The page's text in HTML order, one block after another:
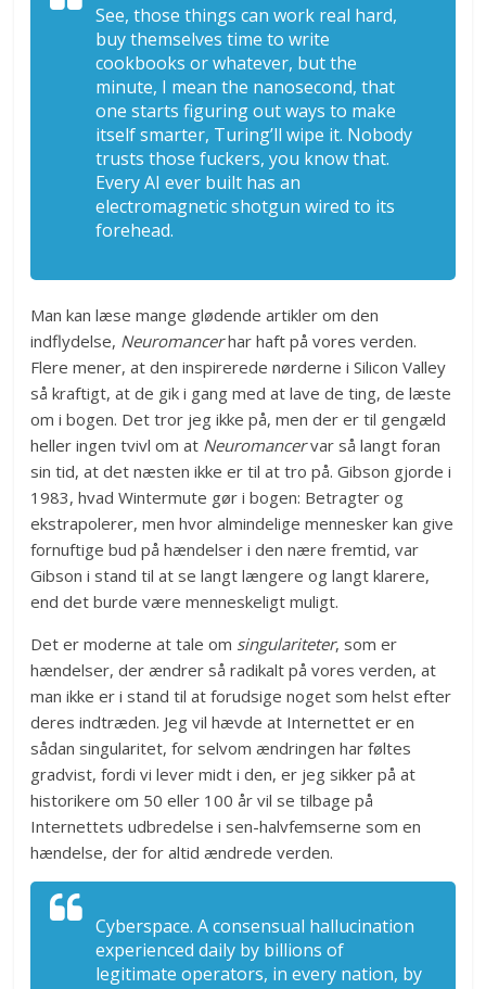
See, those things can work real hard,
buy themselves time to write
cookbooks or whatever, but the
minute, I mean the nanosecond, that
one starts figuring out ways to make
itself smarter, Turing’ll wipe it. Nobody
trusts those fuckers, you know that.
Every AI ever built has an
electromagnetic shotgun wired to its
forehead.
Man kan læse mange glødende artikler om den
indflydelse, Neuromancerhar haft på vores verden.
Flere mener, at den inspirerede nørderne i Silicon Valley
så kraftigt, at de gik i gang med at lave de ting, de læste
om i bogen. Det tror jeg ikke på, men der er til gengæld
heller ingen tvivl om at Neuromancervar så langt foran
sin tid, at det næsten ikke er til at tro på. Gibson gjorde i
1983, hvad Wintermute gør i bogen: Betragter og
ekstrapolerer, men hvor almindelige mennesker kan give
fornuftige bud på hændelser i den nære fremtid, var
Gibson i stand til at se langt længere og langt klarere,
end det burde være menneskeligt muligt.
Det er moderne at tale om singulariteter, som er
hændelser, der ændrer så radikalt på vores verden, at
man ikke er i stand til at forudsige noget som helst efter
deres indtræden. Jeg vil hævde at Internettet er en
sådan singularitet, for selvom ændringen har føltes
gradvist, fordi vi lever midt i den, er jeg sikker på at
historikere om 50 eller 100 år vil se tilbage på
Internettets udbredelse i sen-halvfemserne som en
hændelse, der for altid ændrede verden.
Cyberspace. A consensual hallucination
experienced daily by billions of
legitimate operators, in every nation, by